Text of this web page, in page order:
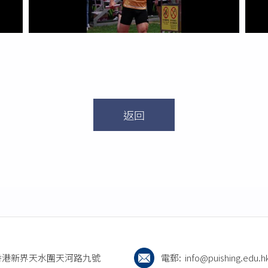
返回
新界天水圍天河路九號 電郵: